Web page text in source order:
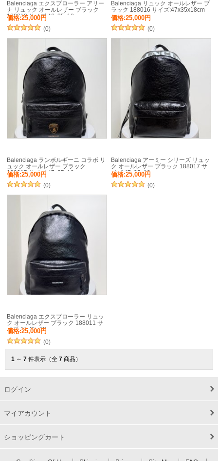
Balenciaga エクスプローラー アリー
ナ リュック オールレザー ブラック
188012 サイズ:46x35x18cm
価格:25,000円
(0)
Balenciaga リュック オールレザー ブ
ラック 188016 サイズ:47x35x18cm
価格:25,000円
(0)
Balenciaga ランボルギーニ コラボ リ
ュック オールレザー ブラック
188015 サイズ:47x35x18cm
価格:25,000円
(0)
Balenciaga アーミー シリーズ リュッ
ク オールレザー ブラック 188017 サ
イズ:47x35x18cm
価格:25,000円
(0)
Balenciaga エクスプローラー リュッ
ク オールレザー ブラック 188011 サ
イズ:47x35x20cm
価格:25,000円
(0)
1 ～ 7 件表示（全 7 商品）
ログイン
マイアカウント
ショッピングカート